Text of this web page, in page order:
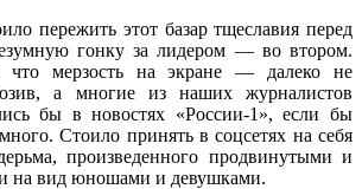
пережить этот базар тщеславия перед
гонку за лидером — во втором.
что мерзость на экране — далеко не
а многие из наших журналистов
бы в новостях «России-1», если бы
Стоило принять в соцсетях на себя
произведенного продвинутыми и
на вид юношами и девушками.